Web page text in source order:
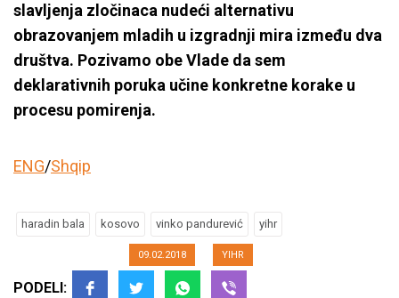
vlasti Beograda i Prištine i dalje
09.02.2018 YIHR
slavljenja zločinaca nudeći alternativu
obrazovanjem mladih u izgradnji mira između dva
društva. Pozivamo obe Vlade da sem
deklarativnih poruka učine konkretne korake u
procesu pomirenja.
ENG/Shqip
haradin bala kosovo vinko pandurević yihr
PODELI: